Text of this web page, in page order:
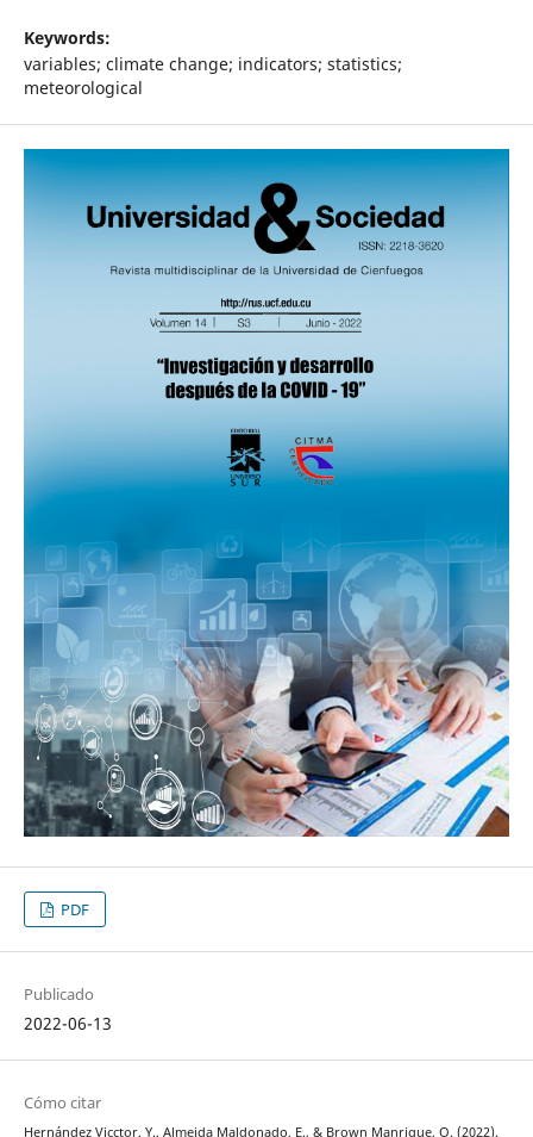
Keywords:
variables; climate change; indicators; statistics;
meteorological
PDF
Publicado
2022-06-13
Cómo citar
Hernández Vicctor, Y., Almeida Maldonado, E., & Brown Manrique, O. (2022).